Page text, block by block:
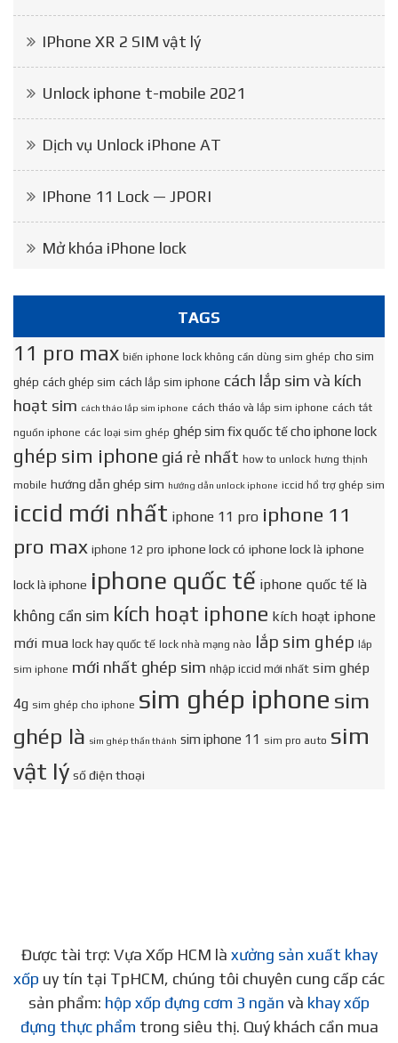
IPhone XR 2 SIM vật lý
Unlock iphone t-mobile 2021
Dịch vụ Unlock iPhone AT
IPhone 11 Lock — JPORI
Mở khóa iPhone lock
TAGS
11 pro max biến iphone lock không cần dùng sim ghép cho sim
ghép cách ghép sim cách lắp sim iphone cách lắp sim và kích
hoạt sim cách tháo lắp sim iphone cách tháo và lắp sim iphone cách tắt
nguồn iphone các loại sim ghép ghép sim fix quốc tế cho iphone lock
ghép sim iphone giá rẻ nhất how to unlock hưng thịnh
mobile hướng dẫn ghép sim hướng dẫn unlock iphone iccid hổ trợ ghép sim
iccid mới nhất iphone 11 pro iphone 11
pro max iphone 12 pro iphone lock có iphone lock là iphone
lock là iphone iphone quốc tế iphone quốc tế là
không cần sim kích hoạt iphone kích hoạt iphone
mới mua lock hay quốc tế lock nhà mạng nào lắp sim ghép lắp
sim iphone mới nhất ghép sim nhập iccid mới nhất sim ghép
4g sim ghép cho iphone sim ghép iphone sim
ghép là sim ghép thần thánh sim iphone 11 sim pro auto sim
vật lý số điện thoại
Được tài trợ: Vựa Xốp HCM là xưởng sản xuất khay
xốp uy tín tại TpHCM, chúng tôi chuyên cung cấp các
sản phẩm: hộp xốp đựng cơm 3 ngăn và khay xốp
đựng thực phẩm trong siêu thị. Quý khách cần mua